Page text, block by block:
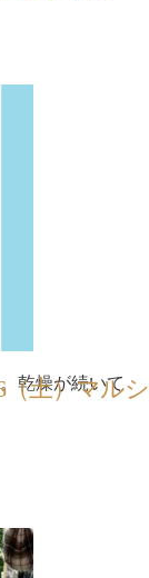
土）マルシ
乾燥が続いて